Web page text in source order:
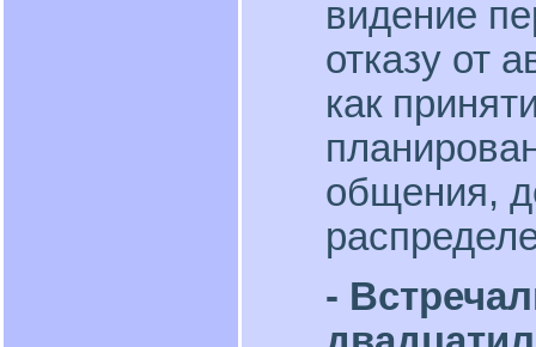
видение
отказу от
как
общения,
-